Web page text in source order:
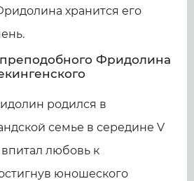
хранится его
Фридолина
родился в
семье в середине V
впитал любовь к
юношеского